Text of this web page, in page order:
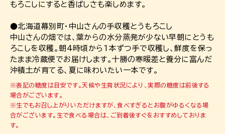
もろこしにすると香ばしさも楽しめます。
●北海道幕別町・中山さんの手収穫とうもろこし
中山さんの畑では、葉からの水分蒸発が少ない早朝にとうも
ろこしを収穫。朝4時頃から1本ずつ手で収穫し、鮮度を保っ
たまま冷蔵便でお届けします。十勝の寒暖差と養分に富んだ
沖積土が育てる、夏に味わいたい一本です。
※表記の糖度は目安です。天候や生育状況により、実際の糖度は前後する
場合がございます。
※生でもお召し上がりいただけますが、食べすぎるとお腹がゆるくなる場
合がございます。生で食べる場合は、ご到着後すぐをおすすめしておりま
す。